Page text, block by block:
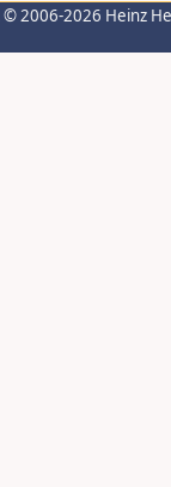
© 2006-2026 Heinz